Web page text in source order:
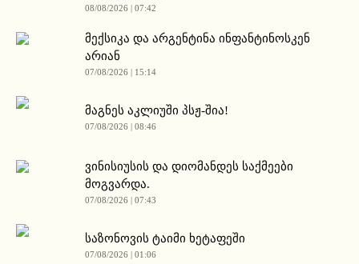
08/08/2026 | 07:42
მექსიკა და არგენტინა ინფანტინოსკენ
არიან
07/08/2026 | 15:14
მაგნეს აკლიუში პსჟ-შია!
07/08/2026 | 08:46
ვინისიუსის და დიომანდეს საქმეები
მოგვარდა.
07/08/2026 | 07:43
საზონოვის ტაიმი ხეტაფეში
07/08/2026 | 01:06